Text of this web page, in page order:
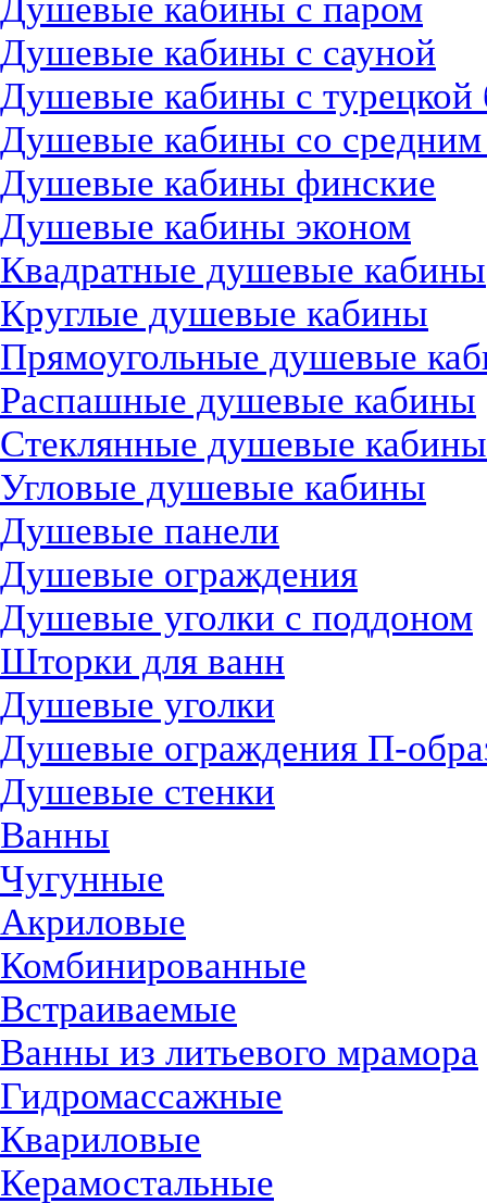
Душевые кабины с паром
Душевые кабины с сауной
Душевые кабины с турецкой
Душевые кабины со
Душевые кабины финские
Душевые кабины эконом
Квадратные душевые кабины
Круглые душевые кабины
Прямоугольные душевые
Распашные душевые кабины
Стеклянные душевые кабины
Угловые душевые кабины
Душевые панели
Душевые ограждения
Душевые уголки с поддоном
Шторки для ванн
Душевые уголки
Душевые ограждения П-
Душевые стенки
Ванны
Чугунные
Акриловые
Комбинированные
Встраиваемые
Ванны из литьевого мрамора
Гидромассажные
Квариловые
Керамостальные